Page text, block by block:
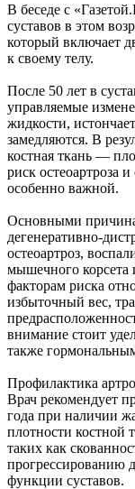
В беседе с
суставов в этом
который включает
к своему телу.
После 50 лет в
управляемые
жидкости,
замедляются. В
костная ткань —
риск остеоартроза
особенно важной.
Основными
дегенеративно-
остеоартроз,
мышечного корсета
факторам риска
избыточный вес,
внимание стоит
также
Профилактика
Врач рекомендует
года при наличии
плотности костной
таких как
прогрессированию
функции суставов.